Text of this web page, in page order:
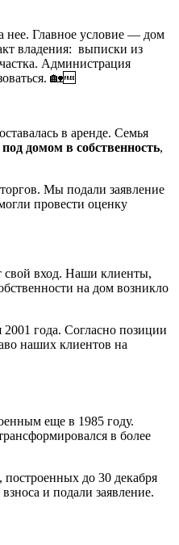
нее. Главное условие — дом
владения: выписки из
Администрация
🏡🆓
в аренде. Семья
домом в собственность,
Мы подали заявление
провести оценку
свой вход. Наши клиенты,
на дом возникло
года. Согласно позиции
наших клиентов на
еще в 1985 году.
в более
до 30 декабря
и подали заявление.